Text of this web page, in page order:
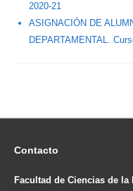
2020-21
ASIGNACIÓN DE
DEPARTAMENTAL.
Contacto
Facultad de Ciencias de la